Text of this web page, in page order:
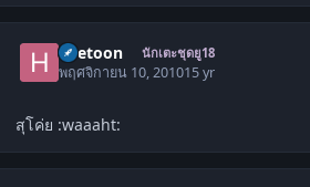
heetoon นักเตะชุดยู18
พฤศจิกายน 10, 201015 yr
สุโค่ย :waaaht: